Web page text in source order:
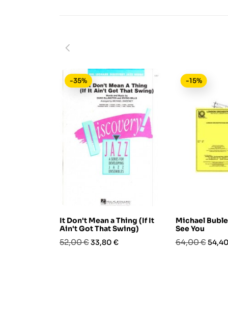
It Don't Mean a Thing (If It
Ain't Got That Swing)
Prezzo
52,00 €Prezzo
33,80 €
-35%
Michael
See You
Prezzo
64,00 €
-15%